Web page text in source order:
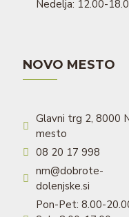
Nedelja: 12.00-
NOVO MESTO
Glavni trg 2, 8000
mesto
08 20 17 998
nm@dobrote-
dolenjske.si
Pon-Pet: 8.00-